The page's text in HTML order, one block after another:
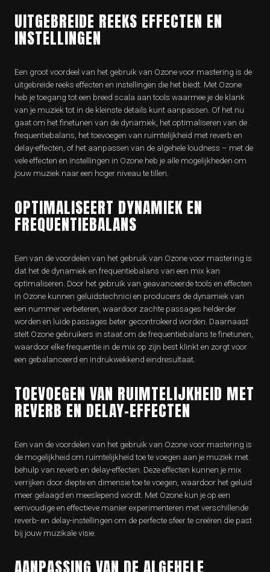
UITGEBREIDE REEKS EFFECTEN EN
INSTELLINGEN
Een groot voordeel van het gebruik van Ozone voor mastering is de
uitgebreide reeks effecten en instellingen die het biedt. Met Ozone
heb je toegang tot een breed scala aan tools waarmee je de klank
van je muziek tot in de kleinste details kunt aanpassen. Of het nu
gaat om het finetunen van de dynamiek, het optimaliseren van de
frequentiebalans, het toevoegen van ruimtelijkheid met reverb en
delay-effecten, of het aanpassen van de algehele loudness – met de
vele effecten en instellingen in Ozone heb je alle mogelijkheden om
jouw muziek naar een hoger niveau te tillen.
OPTIMALISEERT DYNAMIEK EN
FREQUENTIEBALANS
Een van de voordelen van het gebruik van Ozone voor mastering is
dat het de dynamiek en frequentiebalans van een mix kan
optimaliseren. Door het gebruik van geavanceerde tools en effecten
in Ozone kunnen geluidstechnici en producers de dynamiek van
een nummer verbeteren, waardoor zachte passages helderder
worden en luide passages beter gecontroleerd worden. Daarnaast
stelt Ozone gebruikers in staat om de frequentiebalans te finetunen,
waardoor elke frequentie in de mix op zijn best klinkt en zorgt voor
een gebalanceerd en indrukwekkend eindresultaat.
TOEVOEGEN VAN RUIMTELIJKHEID MET
REVERB EN DELAY-EFFECTEN
Een van de voordelen van het gebruik van Ozone voor mastering is
de mogelijkheid om ruimtelijkheid toe te voegen aan je muziek met
behulp van reverb en delay-effecten. Deze effecten kunnen je mix
verrijken door diepte en dimensie toe te voegen, waardoor het geluid
meer gelaagd en meeslepend wordt. Met Ozone kun je op een
eenvoudige en effectieve manier experimenteren met verschillende
reverb- en delay-instellingen om de perfecte sfeer te creëren die past
bij jouw muzikale visie.
AANPASSING VAN DE ALGEHELE